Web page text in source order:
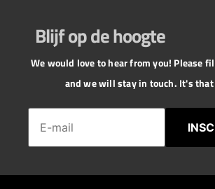
Blijf op de hoogte
We would love to hear from you! Please
and we will stay in touch. It's